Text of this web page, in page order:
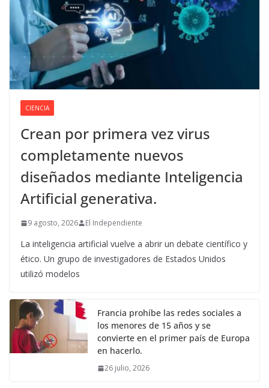
CIENCIA
Crean por primera vez virus
completamente nuevos
diseñados mediante Inteligencia
Artificial generativa.
9 agosto, 2026 El Independiente
La inteligencia artificial vuelve a abrir un debate científico y
ético. Un grupo de investigadores de Estados Unidos
utilizó modelos
Francia prohíbe las redes sociales a
los menores de 15 años y se
convierte en el primer país de Europa
en hacerlo.
26 julio, 2026